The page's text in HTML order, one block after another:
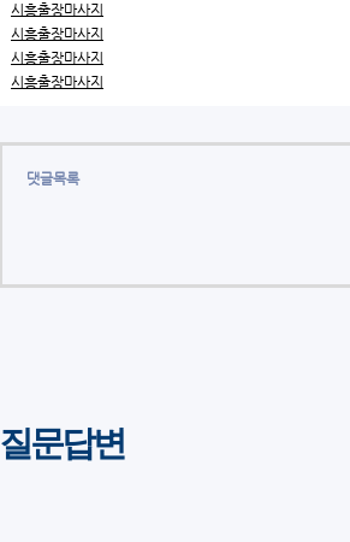
시흥출장마사지
시흥출장마사지
시흥출장마사지
시흥출장마사지
댓글목록
질문답변